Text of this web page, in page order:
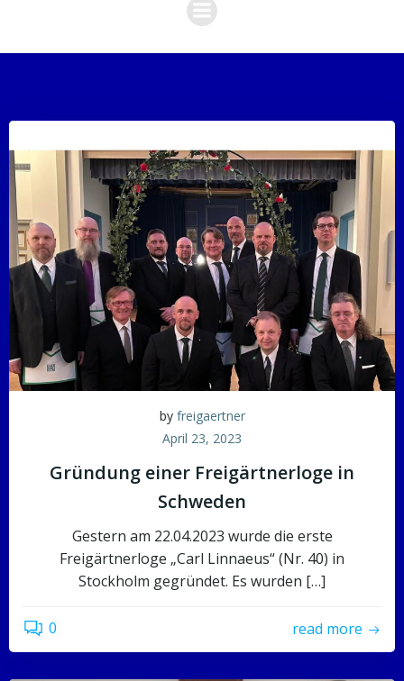
by freigaertner
April 23, 2023
Gründung einer Freigärtnerloge in
Schweden
Gestern am 22.04.2023 wurde die erste
Freigärtnerloge „Carl Linnaeus“ (Nr. 40) in
Stockholm gegründet. Es wurden […]
0 read more